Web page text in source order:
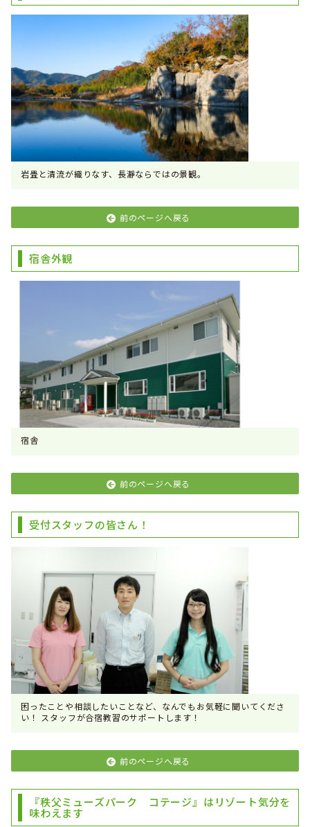
岩畳と清流が織りなす、長瀞ならではの景観。
前のページへ戻る
宿舎外観
宿舎
前のページへ戻る
受付スタッフの皆さん！
困ったことや相談したいことなど、なんでもお気軽に聞いてくださ
い！ スタッフが合宿教習のサポートします！
前のページへ戻る
『秩父ミューズパーク コテージ』はリゾート気分を
味わえます